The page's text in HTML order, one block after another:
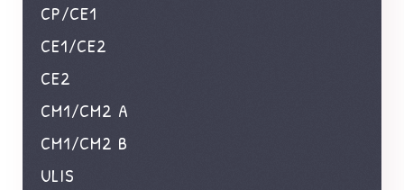
CP/CE1
CE1/CE2
CE2
CM1/CM2 A
CM1/CM2 B
ULIS